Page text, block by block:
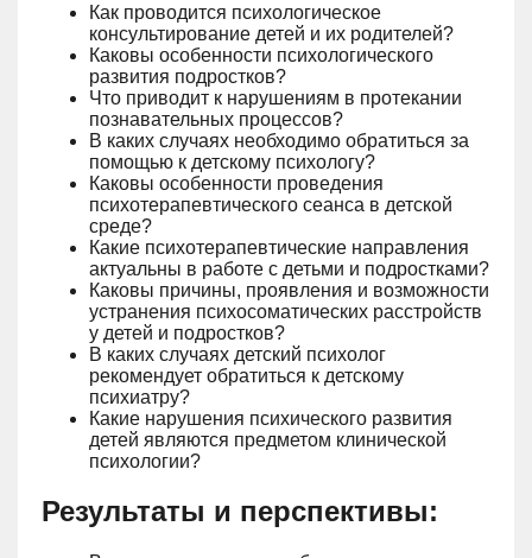
Как проводится психологическое
консультирование детей и их родителей?
Каковы особенности психологического
развития подростков?
Что приводит к нарушениям в протекании
познавательных процессов?
В каких случаях необходимо обратиться за
помощью к детскому психологу?
Каковы особенности проведения
психотерапевтического сеанса в детской
среде?
Какие психотерапевтические направления
актуальны в работе с детьми и подростками?
Каковы причины, проявления и возможности
устранения психосоматических расстройств
у детей и подростков?
В каких случаях детский психолог
рекомендует обратиться к детскому
психиатру?
Какие нарушения психического развития
детей являются предметом клинической
психологии?
Результаты и перспективы: